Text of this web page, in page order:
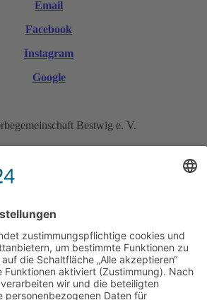
Email
Facebook
Instagram
Google
Bestwig e. V.
- lokal gekauft